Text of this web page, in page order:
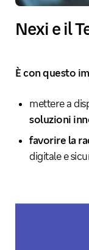
Nexi e il
È con questo
mettere a
soluzioni
favorire la
digitale e